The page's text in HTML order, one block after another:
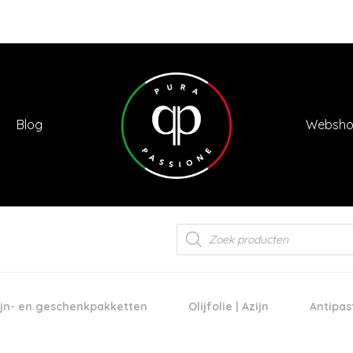
Blog
Products
search
en geschenkpakketten Olijfolie | Azijn